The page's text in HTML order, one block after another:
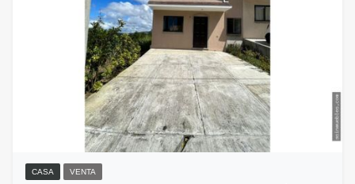
CASA VENTA